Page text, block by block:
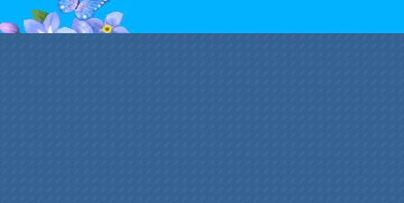
สล็อตเว็บตรง เว็บปั้มไลค์